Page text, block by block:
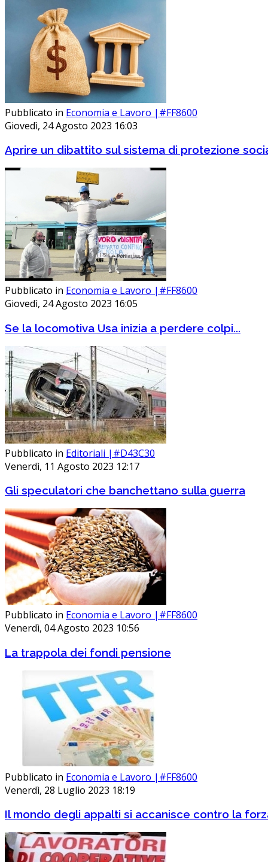
Pubblicato in Economia e Lavoro |#FF8600
Giovedì, 24 Agosto 2023 16:03
Aprire un dibattito sul sistema di protezione
Pubblicato in Economia e Lavoro |#FF8600
Giovedì, 24 Agosto 2023 16:05
Se la locomotiva Usa inizia a perdere colpi...
Pubblicato in Editoriali |#D43C30
Venerdì, 11 Agosto 2023 12:17
Gli speculatori che banchettano sulla guerra
Pubblicato in Economia e Lavoro |#FF8600
Venerdì, 04 Agosto 2023 10:56
La trappola dei fondi pensione
Pubblicato in Economia e Lavoro |#FF8600
Venerdì, 28 Luglio 2023 18:19
Il mondo degli appalti si accanisce contro la